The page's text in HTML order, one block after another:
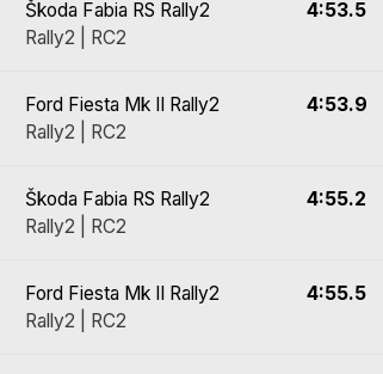
Škoda Fabia RS Rally2
Rally2 | RC2
4:53.5
Ford Fiesta Mk II Rally2
Rally2 | RC2
4:53.9
Škoda Fabia RS Rally2
Rally2 | RC2
4:55.2
Ford Fiesta Mk II Rally2
Rally2 | RC2
4:55.5